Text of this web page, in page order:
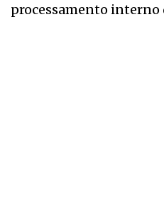
processamento interno